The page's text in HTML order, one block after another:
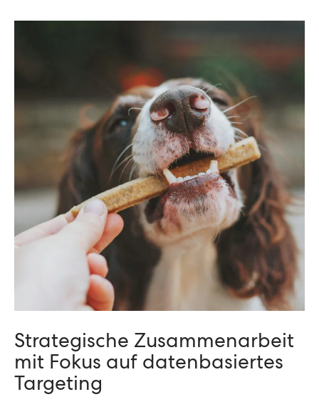
Strategische Zusammenarbeit
mit Fokus auf datenbasiertes
Targeting